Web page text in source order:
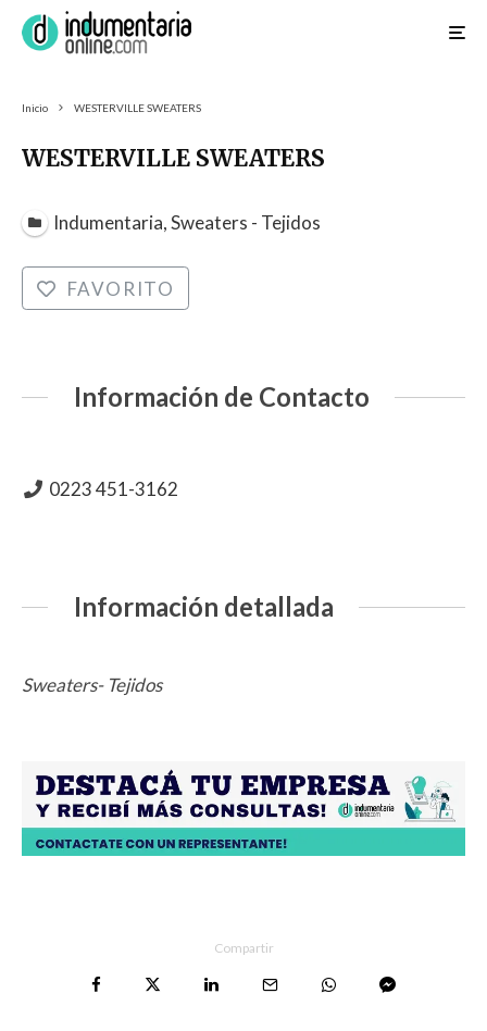
Inicio WESTERVILLE SWEATERS
WESTERVILLE SWEATERS
Indumentaria, Sweaters - Tejidos
FAVORITO
Información de Contacto
0223 451-3162
Información detallada
Sweaters- Tejidos
Compartir